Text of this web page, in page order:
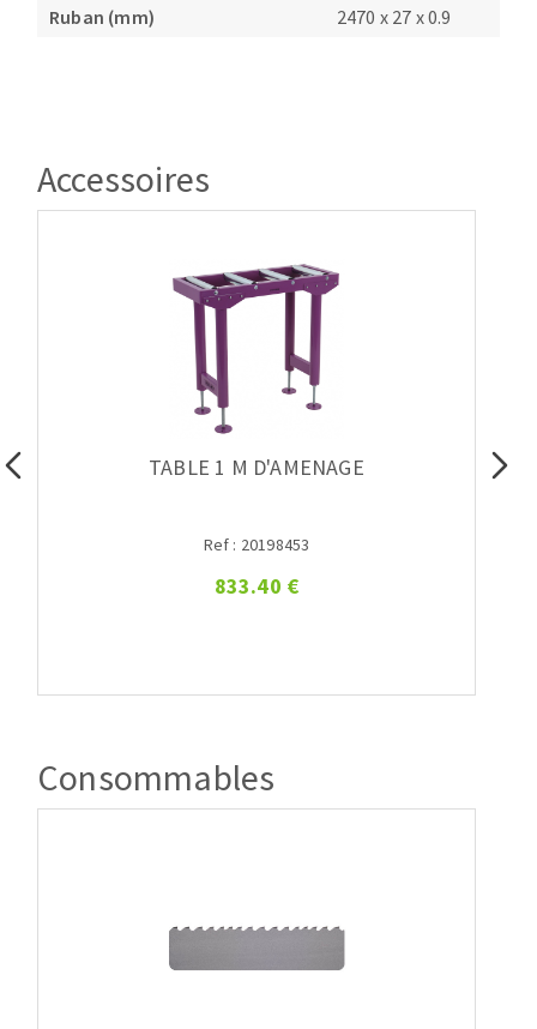
Ruban (mm) 2470 x 27 x 0.9
Accessoires
TABLE 1 M D'AMENAGE
Ref : 20198453
833.40 €
Consommables